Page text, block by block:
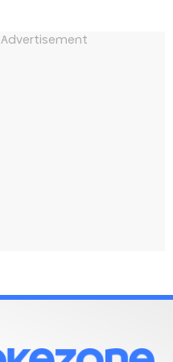
Advertisement